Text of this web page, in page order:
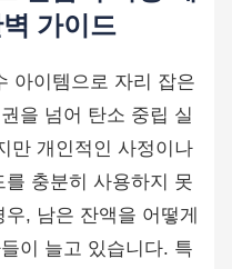
가이드
아이템으로 자리 잡은
을 넘어 탄소 중립 실
만 개인적인 사정이나
충분히 사용하지 못
, 남은 잔액을 어떻게
이 늘고 있습니다. 특